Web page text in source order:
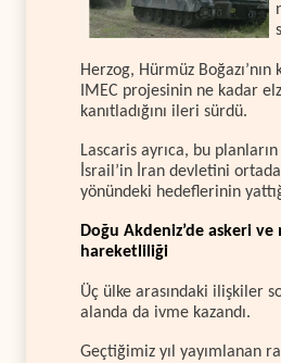
Herzog, Hürmüz Boğazı’nın
IMEC projesinin ne kadar
kanıtladığını ileri sürdü.
Lascaris ayrıca, bu
İsrail’in İran devletini
yönündeki hedeflerinin
Doğu Akdeniz’de askeri
hareketliliği
Üç ülke arasındaki ilişkiler
alanda da ivme kazandı.
Geçtiğimiz yıl yayımlanan